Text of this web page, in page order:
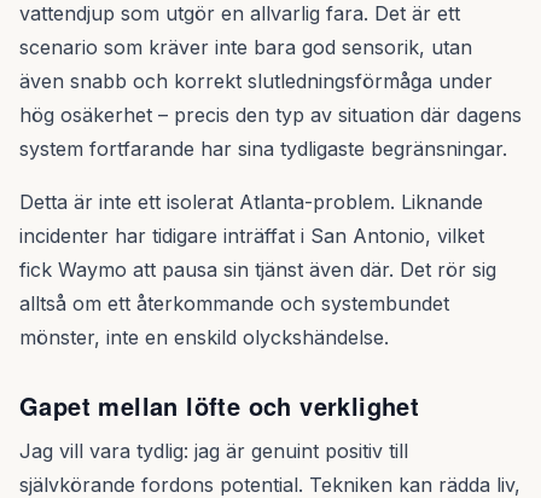
vattendjup som utgör en allvarlig fara. Det är ett
scenario som kräver inte bara god sensorik, utan
även snabb och korrekt slutledningsförmåga under
hög osäkerhet – precis den typ av situation där dagens
system fortfarande har sina tydligaste begränsningar.
Detta är inte ett isolerat Atlanta-problem. Liknande
incidenter har tidigare inträffat i San Antonio, vilket
fick Waymo att pausa sin tjänst även där. Det rör sig
alltså om ett återkommande och systembundet
mönster, inte en enskild olyckshändelse.
Gapet mellan löfte och verklighet
Jag vill vara tydlig: jag är genuint positiv till
självkörande fordons potential. Tekniken kan rädda liv,